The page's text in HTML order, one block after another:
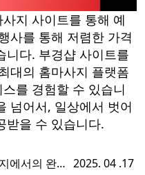
지 사이트를 통해 예
사를 통해 저렴한 가격
니다. 부경샵 사이트를
대의 홈마사지 플랫폼
를 경험할 수 있습니
넘어서, 일상에서 벗어
받을 수 있습니다.
에서의 완벽 2025. 04 .17